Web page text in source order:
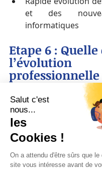
et des
informatiques
Etape 6 : Quelle
l’évolution
professionnelle
Le métier de
développement
généralement au
entreprises, grands